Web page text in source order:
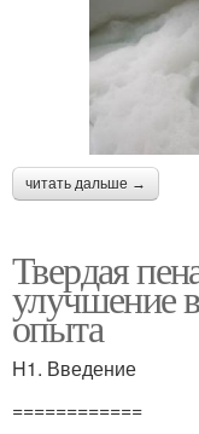
читать дальше →
Твердая
улучшение
опыта
H1. Введение
============